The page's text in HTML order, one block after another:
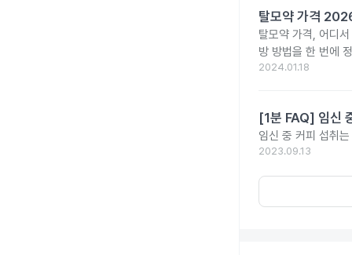
탈모약 가격
탈모약 가격, 어디
방 방법을 한 번에
2024.01.18
[1분 FAQ] 임신
임신 중 커피 섭취
2023.09.13